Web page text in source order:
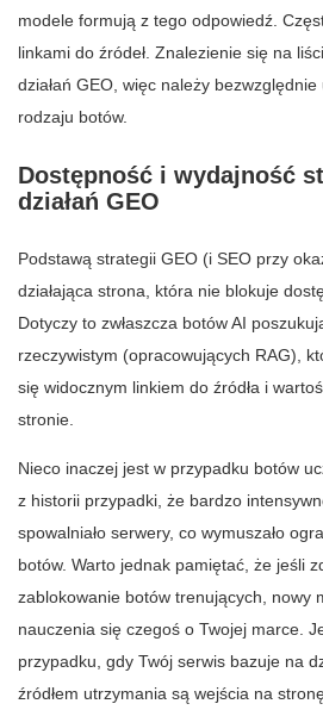
modele formują z tego odpowiedź.
linkami do źródeł. Znalezienie się na
działań GEO, więc należy
rodzaju botów.
Dostępność i wydajność
działań GEO
Podstawą strategii GEO (i SEO przy
działająca strona, która nie blokuje
Dotyczy to zwłaszcza botów AI
rzeczywistym (opracowujących RAG),
się widocznym linkiem do źródła i
stronie.
Nieco inaczej jest w przypadku botów
z historii przypadki, że bardzo
spowalniało serwery, co wymuszało
botów. Warto jednak pamiętać, że jeśli
zablokowanie botów trenujących, nowy
nauczenia się czegoś o Twojej marce.
przypadku, gdy Twój serwis bazuje na
źródłem utrzymania są wejścia na